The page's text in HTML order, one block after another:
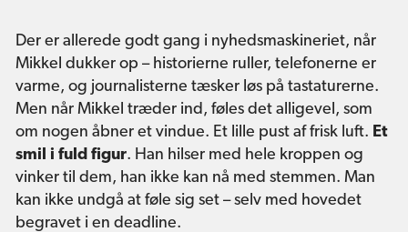
Der er allerede godt gang i nyhedsmaskineriet, når
Mikkel dukker op – historierne ruller, telefonerne er
varme, og journalisterne tæsker løs på tastaturerne.
Men når Mikkel træder ind, føles det alligevel, som
om nogen åbner et vindue. Et lille pust af frisk luft. Et
smil i fuld figur. Han hilser med hele kroppen og
vinker til dem, han ikke kan nå med stemmen. Man
kan ikke undgå at føle sig set – selv med hovedet
begravet i en deadline.